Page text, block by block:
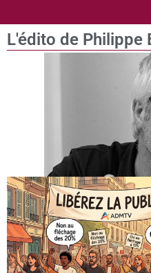
L'édito de Philippe